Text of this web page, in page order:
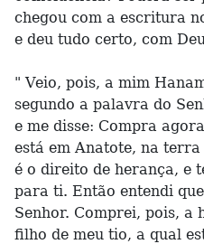
chegou com a escritura
e deu tudo certo, com
" Veio, pois, a mim
segundo a palavra do
e me disse: Compra
está em Anatote, na
é o direito de herança, e
para ti. Então entendi
Senhor. Comprei, pois, a
filho de meu tio, a qual